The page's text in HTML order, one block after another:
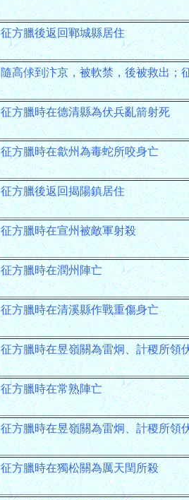
征方臘後返回鄆城縣居住
隨高俅到汴京，被軟禁，後被救出；
征方臘時在德清縣為伏兵亂箭射死
征方臘時在歙州為毒蛇所咬身亡
征方臘後返回揭陽鎮居住
征方臘時在宣州被敵軍射殺
征方臘時在潤州陣亡
征方臘時在清溪縣作戰重傷身亡
征方臘時在昱嶺關為雷炯、計稷所領
征方臘時在常熟陣亡
征方臘時在昱嶺關為雷炯、計稷所領
征方臘時在獨松關為厲天閏所殺